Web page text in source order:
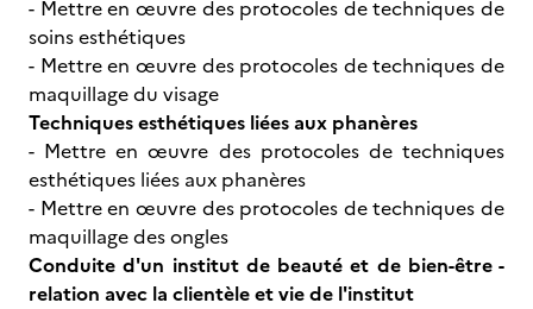
- Mettre en œuvre des protocoles de techniques de
soins esthétiques
- Mettre en œuvre des protocoles de techniques de
maquillage du visage
Techniques esthétiques liées aux phanères
- Mettre en œuvre des protocoles de techniques
esthétiques liées aux phanères
- Mettre en œuvre des protocoles de techniques de
maquillage des ongles
Conduite d'un institut de beauté et de bien-être -
relation avec la clientèle et vie de l'institut